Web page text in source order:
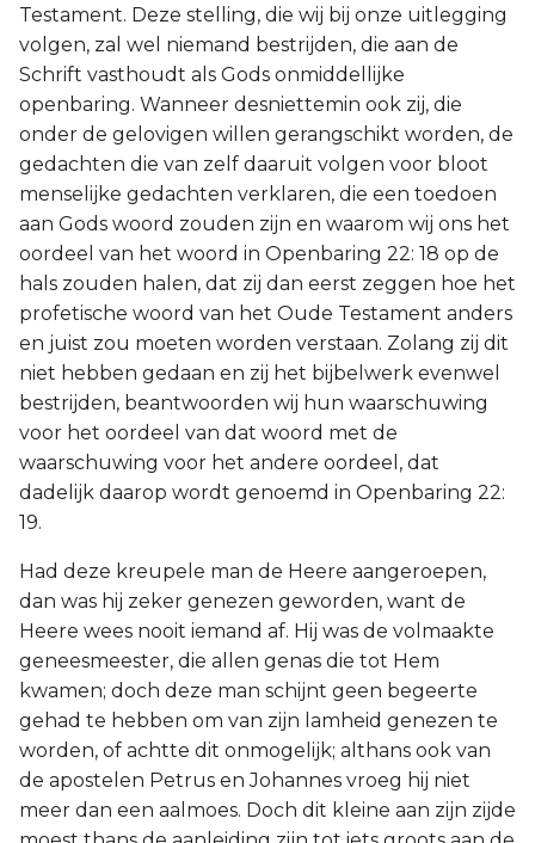
Testament. Deze stelling, die wij bij onze uitlegging
volgen, zal wel niemand bestrijden, die aan de
Schrift vasthoudt als Gods onmiddellijke
openbaring. Wanneer desniettemin ook zij, die
onder de gelovigen willen gerangschikt worden, de
gedachten die van zelf daaruit volgen voor bloot
menselijke gedachten verklaren, die een toedoen
aan Gods woord zouden zijn en waarom wij ons het
oordeel van het woord in Openbaring 22: 18 op de
hals zouden halen, dat zij dan eerst zeggen hoe het
profetische woord van het Oude Testament anders
en juist zou moeten worden verstaan. Zolang zij dit
niet hebben gedaan en zij het bijbelwerk evenwel
bestrijden, beantwoorden wij hun waarschuwing
voor het oordeel van dat woord met de
waarschuwing voor het andere oordeel, dat
dadelijk daarop wordt genoemd in Openbaring 22:
19.
Had deze kreupele man de Heere aangeroepen,
dan was hij zeker genezen geworden, want de
Heere wees nooit iemand af. Hij was de volmaakte
geneesmeester, die allen genas die tot Hem
kwamen; doch deze man schijnt geen begeerte
gehad te hebben om van zijn lamheid genezen te
worden, of achtte dit onmogelijk; althans ook van
de apostelen Petrus en Johannes vroeg hij niet
meer dan een aalmoes. Doch dit kleine aan zijn zijde